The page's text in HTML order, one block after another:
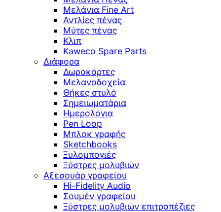
Μελάνια Fine Art
Αντλίες πένας
Μύτες πένας
Κλιπ
Kaweco Spare Parts
Διάφορα
Δωροκάρτες
Μελανοδοχεία
Θήκες στυλό
Σημειωματάρια
Ημερολόγια
Pen Loop
Μπλοκ γραφής
Sketchbooks
Ξυλομπογιές
Ξύστρες μολυβιών
Αξεσουάρ γραφείου
Hi-Fidelity Audio
Σουμέν γραφείου
Ξύστρες μολυβιών επιτραπέζιες